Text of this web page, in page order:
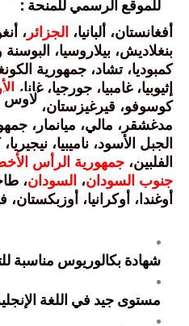
للموقع الرسمي للمنحة :
أفغانستان، ألبانيا، الجزائر ،
بنغلاديش، بيلاروسيا،
كمبوديا، تشاد، جمهورية
إثيوبيا، غامبيا، جورجيا، غانا،
كوسوفو، قيرغيزستان، لاوس
مدغشقر، مالي، ميانمار،
الجبل الأسود، ناميبيا،
الفلبين، جمهورية الرأس
جنوب السودان، السودان،
أوغندا، أوكرانيا، أوزبكستان،
شهادة بكالوريوس مناسبة
مستوى جيد في اللغة